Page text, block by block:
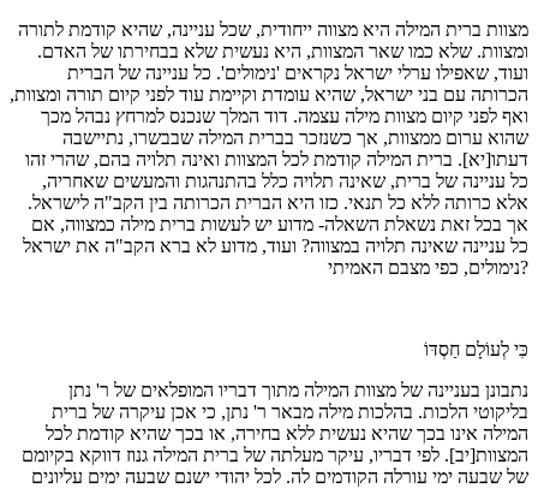
מצוות ברית המילה היא מצווה ייחודית, שכל עניינה, שהיא קודמת לתורה
ומצוות. שלא כמו שאר המצוות, היא נעשית שלא בבחירתו של האדם.
ועוד, שאפילו ערלי ישראל נקראים 'נימולים'. כל עניינה של הברית
הכרותה עם בני ישראל, שהיא עומדת וקיימת עוד לפני קיום תורה ומצוות,
ואף לפני קיום מצוות מילה עצמה. דוד המלך שנכנס למרחץ נבהל מכך
שהוא ערום ממצוות, אך כשנזכר בברית המילה שבבשרו, נתיישבה
דעתו[יא]. ברית המילה קודמת לכל המצוות ואינה תלויה בהם, שהרי זהו
כל עניינה של ברית, שאינה תלויה כלל בהתנהגות והמעשים שאחריה,
אלא כרותה ללא כל תנאי. כזו היא הברית הכרותה בין הקב"ה לישראל.
אך בכל זאת נשאלת השאלה- מדוע יש לעשות ברית מילה כמצווה, אם
כל עניינה שאינה תלויה במצווה? ועוד, מדוע לא ברא הקב"ה את ישראל
נימולים, כפי מצבם האמיתי?
כִּי לְעוֹלָם חַסְדּוֹ
נתבונן בעניינה של מצוות המילה מתוך דבריו המופלאים של ר' נתן
בליקוטי הלכות. בהלכות מילה מבאר ר' נתן, כי אכן עיקרה של ברית
המילה אינו בכך שהיא נעשית ללא בחירה, או בכך שהיא קודמת לכל
המצוות[יב]. לפי דבריו, עיקר מעלתה של ברית המילה גנוז דווקא בקיומם
של שבעה ימי עורלה הקודמים לה. לכל יהודי ישנם שבעה ימים עליונים